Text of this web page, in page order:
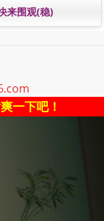
来围观(稳)
一下吧！